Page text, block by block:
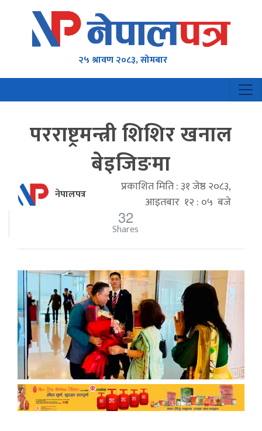
२५ श्रावण २०८३, सोमबार
परराष्ट्रमन्त्री शिशिर खनाल
बेइजिङमा
नेपालपत्र
प्रकाशित मिति : ३१ जेष्ठ २०८३,
आइतबार १२ : ०५ बजे
32
Shares